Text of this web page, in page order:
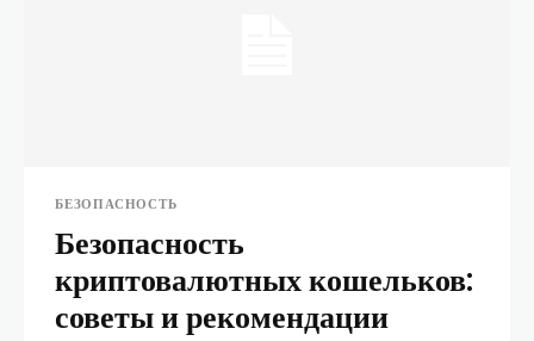
БЕЗОПАСНОСТЬ
Безопасность
криптовалютных кошельков:
советы и рекомендации